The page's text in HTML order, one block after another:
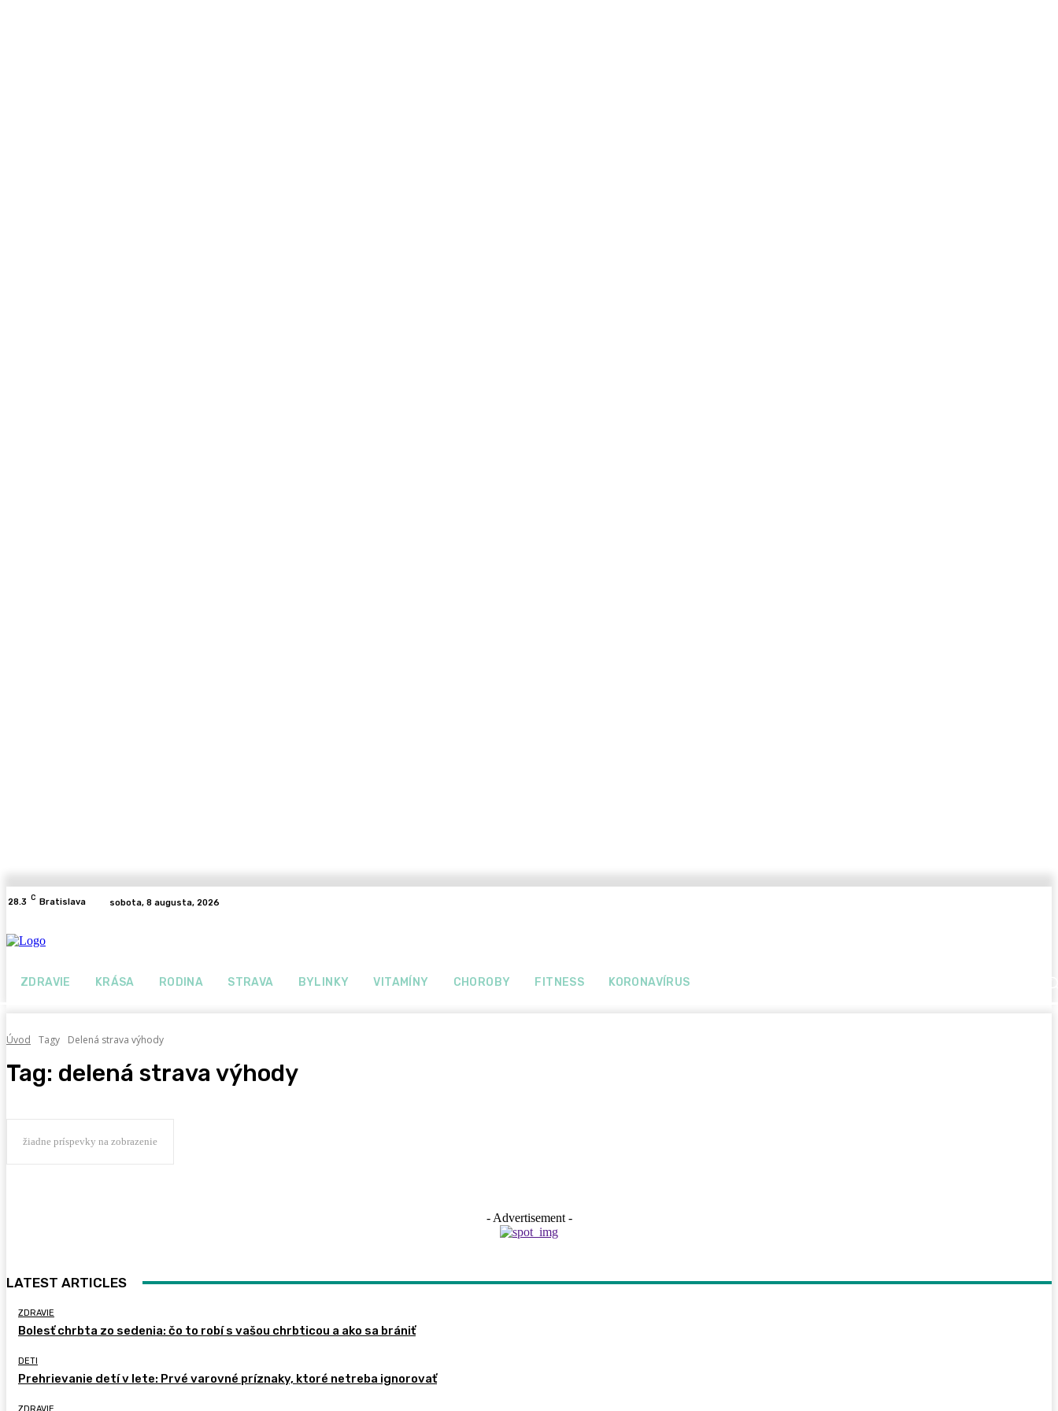
28.3 C Bratislava sobota, 8 augusta, 2026
ZDRAVIE KRÁSA RODINA STRAVA BYLINKY VITAMÍNY CHOROBY FITNESS KORONAVÍRUS
Úvod Tagy Delená strava výhody
Tag: delená strava výhody
žiadne príspevky na zobrazenie
- Advertisement -
LATEST ARTICLES
ZDRAVIE
Bolesť chrbta zo sedenia: čo to robí s vašou chrbticou a ako sa brániť
DETI
Prehrievanie detí v lete: Prvé varovné príznaky, ktoré netreba ignorovať